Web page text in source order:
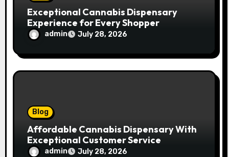
Exceptional Cannabis Dispensary
Experience for Every Shopper
admin July 28, 2026
Blog
Affordable Cannabis Dispensary With
Exceptional Customer Service
admin July 28, 2026